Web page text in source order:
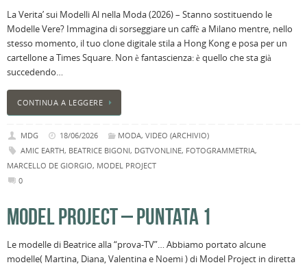
La Verita’ sui Modelli Al nella Moda (2026) – Stanno sostituendo le
Modelle Vere? Immagina di sorseggiare un caffè a Milano mentre, nello
stesso momento, il tuo clone digitale stila a Hong Kong e posa per un
cartellone a Times Square. Non è fantascienza: è quello che sta già
succedendo…
CONTINUA A LEGGERE
MDG 18/06/2026 MODA, VIDEO (ARCHIVIO)
AMIC EARTH, BEATRICE BIGONI, DGTVONLINE, FOTOGRAMMETRIA,
MARCELLO DE GIORGIO, MODEL PROJECT
0
MODEL PROJECT – PUNTATA 1
Le modelle di Beatrice alla “prova-TV”… Abbiamo portato alcune
modelle( Martina, Diana, Valentina e Noemi ) di Model Project in diretta